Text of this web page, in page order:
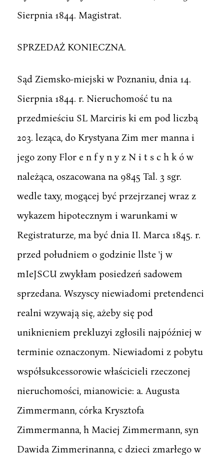
Sierpnia 1844. Magistrat.
SPRZEDAŻ KONIECZNA.
Sąd Ziemsko-miejski w Poznaniu, dnia 14.
Sierpnia 1844. r. Nieruchomość tu na
przedmieściu SL Marciris ki em pod liczbą
203. leząca, do Krystyana Zim mer manna i
jego zony Flor e n f y n y z N i t s c h k ó w
należąca, oszacowana na 9845 Tal. 3 sgr.
wedle taxy, mogącej być przejrzanej wraz z
wykazem hipotecznym i warunkami w
Registraturze, ma być dnia II. Marca 1845. r.
przed południem o godzinie llste 'j w
mIeJSCU zwykłam posiedzeń sadowem
sprzedana. Wszyscy niewiadomi pretendenci
realni wzywają się, ażeby się pod
uniknieniem prekluzyi zgłosili najpóźniej w
terminie oznaczonym. Niewiadomi z pobytu
współsukcessorowie właścicieli rzeczonej
nieruchomości, mianowicie: a. Augusta
Zimmermann, córka Krysztofa
Zimmermanna, h Maciej Zimmermann, syn
Dawida Zimmerinanna, c dzieci zmarłego w